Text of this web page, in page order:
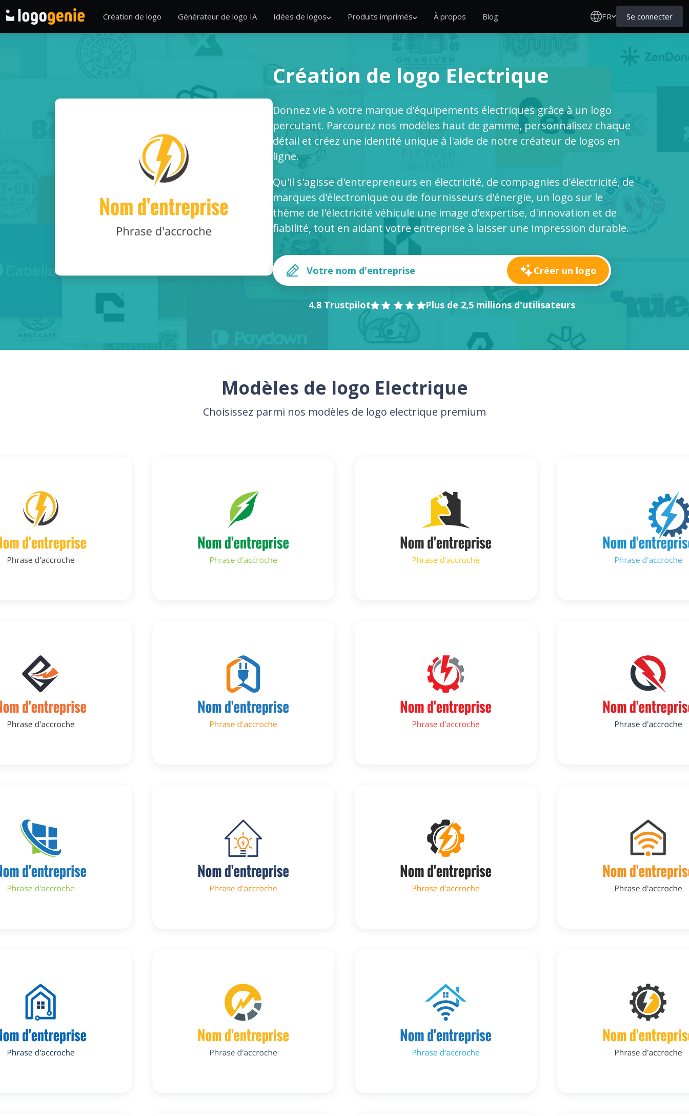
Création de logo Générateur de logo IA Idées de logos Produits imprimés À propos Blog FR Se connecter
Création de logo Electrique
Donnez vie à votre marque d'équipements électriques grâce à un logo
percutant. Parcourez nos modèles haut de gamme, personnalisez chaque
détail et créez une identité unique à l'aide de notre créateur de logos en
ligne.
Qu'il s'agisse d'entrepreneurs en électricité, de compagnies d'électricité, de
marques d'électronique ou de fournisseurs d'énergie, un logo sur le
thème de l'électricité véhicule une image d'expertise, d'innovation et de
fiabilité, tout en aidant votre entreprise à laisser une impression durable.
Créer un logo
4.8 Trustpilot Plus de 2,5 millions d'utilisateurs
Modèles de logo Electrique
Choisissez parmi nos modèles de logo electrique premium